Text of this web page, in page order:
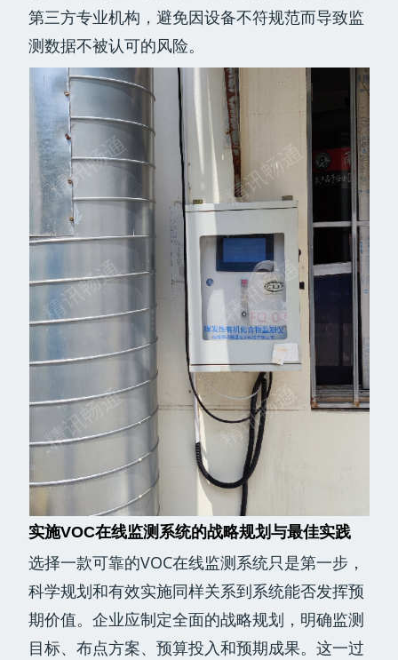
第三方专业机构，避免因设备不符规范而导致监
测数据不被认可的风险。
实施VOC在线监测系统的战略规划与最佳实践
选择一款可靠的VOC在线监测系统只是第一步，
科学规划和有效实施同样关系到系统能否发挥预
期价值。企业应制定全面的战略规划，明确监测
目标、布点方案、预算投入和预期成果。这一过